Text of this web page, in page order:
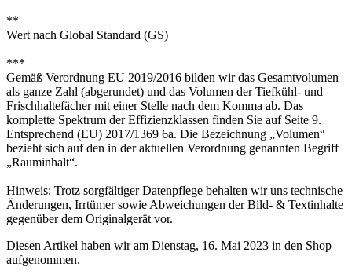
**
Wert nach Global Standard (GS)
***
Gemäß Verordnung EU 2019/2016 bilden wir das Gesamtvolumen
als ganze Zahl (abgerundet) und das Volumen der Tiefkühl- und
Frischhaltefächer mit einer Stelle nach dem Komma ab. Das
komplette Spektrum der Effizienzklassen finden Sie auf Seite 9.
Entsprechend (EU) 2017/1369 6a. Die Bezeichnung „Volumen“
bezieht sich auf den in der aktuellen Verordnung genannten Begriff
„Rauminhalt“.
Hinweis: Trotz sorgfältiger Datenpflege behalten wir uns technische
Änderungen, Irrtümer sowie Abweichungen der Bild- & Textinhalte
gegenüber dem Originalgerät vor.
Diesen Artikel haben wir am Dienstag, 16. Mai 2023 in den Shop
aufgenommen.